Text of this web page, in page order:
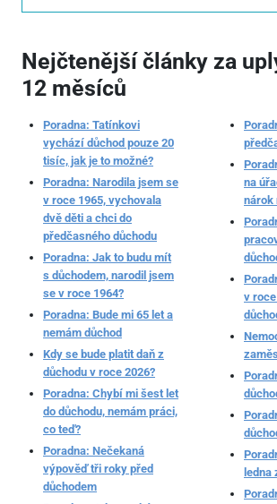
Nejčtenější články za
12 měsíců
Poradna: Tatínkovi
vychází důchod pouze 20
tisíc, jak je to možné?
Poradna: Narodila jsem se
v roce 1965, vychovala
dvě děti a chci do
předčasného důchodu
Poradna: Jak to budu mít
s důchodem, narodil jsem
se v roce 1964?
Poradna: Bude mi 65 let a
nemám důchod
Kdy se bude platit daň z
důchodu v roce 2026?
Poradna: Chybí mi šest let
do důchodu, nemám práci,
co teď?
Poradna: Nečekaná
výpověď tři roky před
důchodem
na
nárok
v
ledna